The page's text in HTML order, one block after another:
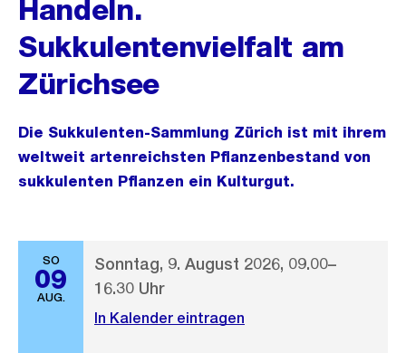
Handeln.
Sukkulentenvielfalt am
Zürichsee
Die Sukkulenten-Sammlung Zürich ist mit ihrem
weltweit artenreichsten Pflanzenbestand von
sukkulenten Pflanzen ein Kulturgut.
SO
09
AUG.
Sonntag, 9. August 2026, 09.00–
16.30 Uhr
In Kalender eintragen